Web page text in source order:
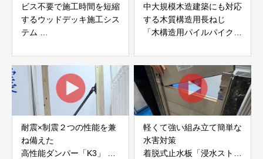
ビス不要で施工時間を短縮
するウッドデッキ施工シス
テム
JAPAN
中大規模木造建築にも対応
する木質構造用長ねじ
「木構造用パイルパイクビ
耐震×制震２つの性能を兼
ね備えた
高性能ダンパー「K3」 富
軽くて強い組み立て簡単な
水害対策
着脱式止水板「浸水ストッ